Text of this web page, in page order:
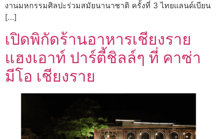
งานมหกรรมศิลปะร่วมสมัยนานาชาติ ครั้งที่ 3 ไทยแลนด์เบียน
[…]
เปิดพิกัดร้านอาหารเชียงราย
แฮงเอาท์ ปาร์ตี้ชิลล์ๆ ที่ คาซ่า
มีโอ เชียงราย